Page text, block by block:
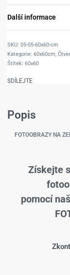
Další informace
05-05-60x60-cm
Kategorie: 60x60cm,
Štítek: 60x60
SDÍLEJTE
Popis
FOTOOBRAZY NA
Získejte
pomocí